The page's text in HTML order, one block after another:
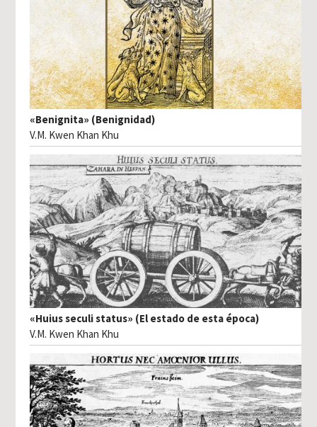
«Benignita» (Benignidad)
V.M. Kwen Khan Khu
«Huius seculi status» (El estado de esta época)
V.M. Kwen Khan Khu